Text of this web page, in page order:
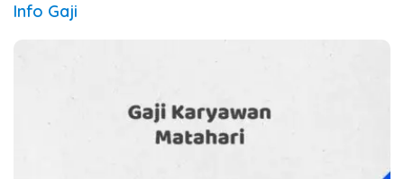
Info Gaji